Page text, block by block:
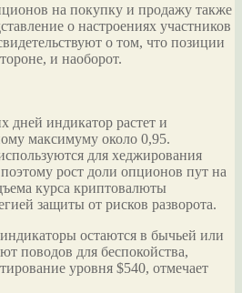
на покупку и продажу также
о настроениях участников
о том, что позиции
и наоборот.
дней индикатор растет и
максимуму около 0,95.
для хеджирования
рост доли опционов пут на
курса криптовалюты
защиты от рисков разворота.
остаются в бычьей или
поводов для беспокойства,
уровня $540, отмечает